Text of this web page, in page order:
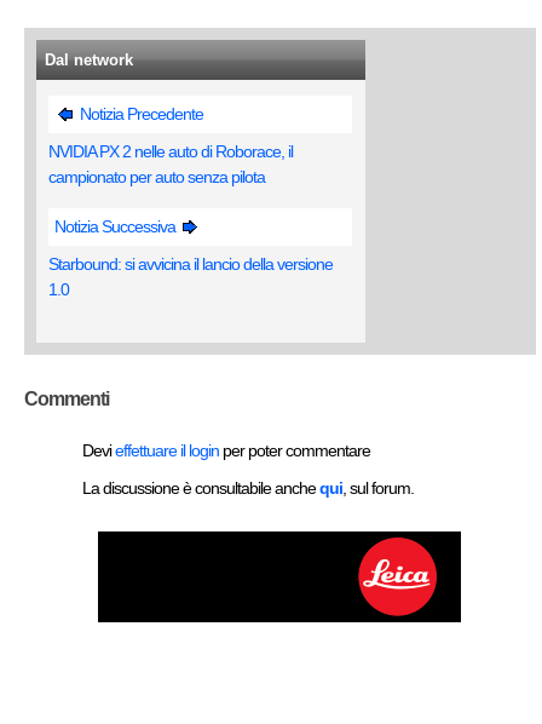
Dal network
Notizia Precedente
NVIDIA PX 2 nelle auto di Roborace, il
campionato per auto senza pilota
Notizia Successiva
Starbound: si avvicina il lancio della versione
1.0
Commenti
Devieffettuare il login per poter commentare
La discussione è consultabile anchequi , sul forum.